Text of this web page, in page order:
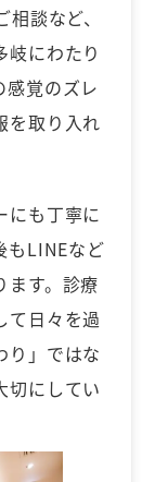
談など、
岐にわたり
感覚のズレ
を取り入れ
にも丁寧に
もLINEなど
ます。診療
て日々を過
り」ではな
切にしてい